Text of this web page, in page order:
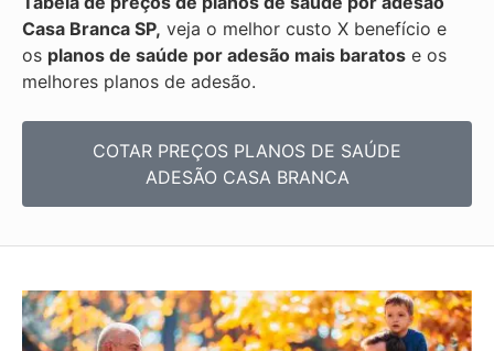
Casa Branca SP, veja o melhor custo X benefício e
os planos de saúde por adesão mais baratos e os
melhores planos de adesão.
COTAR PREÇOS PLANOS DE SAÚDE
ADESÃO CASA BRANCA